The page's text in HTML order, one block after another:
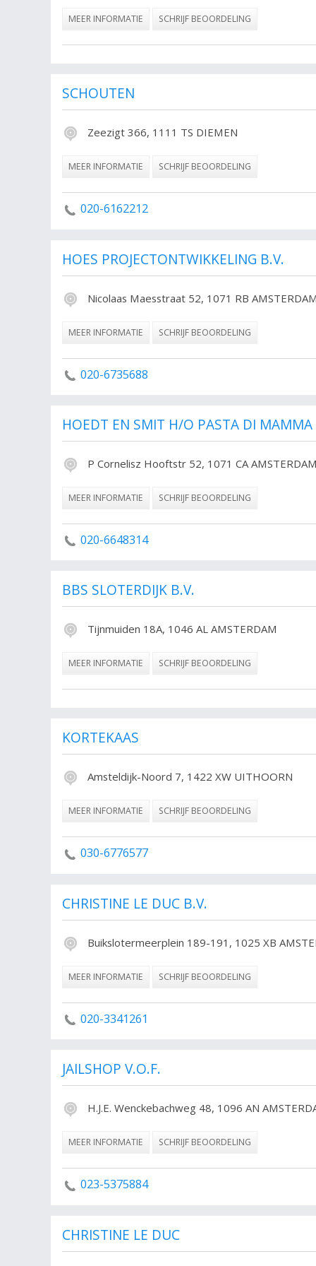
MEER INFORMATIE SCHRIJF BEOORDELING
SCHOUTEN
Zeezigt 366, 1111 TS DIEMEN
MEER INFORMATIE SCHRIJF BEOORDELING
020-6162212
HOES PROJECTONTWIKKELING B.V.
Nicolaas Maesstraat 52, 1071 RB
MEER INFORMATIE SCHRIJF BEOORDELING
020-6735688
HOEDT EN SMIT H/O PASTA DI MAMMA
P Cornelisz Hooftstr 52, 1071 CA
MEER INFORMATIE SCHRIJF BEOORDELING
020-6648314
BBS SLOTERDIJK B.V.
Tijnmuiden 18A, 1046 AL AMSTERDAM
MEER INFORMATIE SCHRIJF BEOORDELING
KORTEKAAS
Amsteldijk-Noord 7, 1422 XW UITHOORN
MEER INFORMATIE SCHRIJF BEOORDELING
030-6776577
CHRISTINE LE DUC B.V.
Buikslotermeerplein 189-191, 1025 XB
MEER INFORMATIE SCHRIJF BEOORDELING
020-3341261
JAILSHOP V.O.F.
H.J.E. Wenckebachweg 48, 1096 AN
MEER INFORMATIE SCHRIJF BEOORDELING
023-5375884
CHRISTINE LE DUC